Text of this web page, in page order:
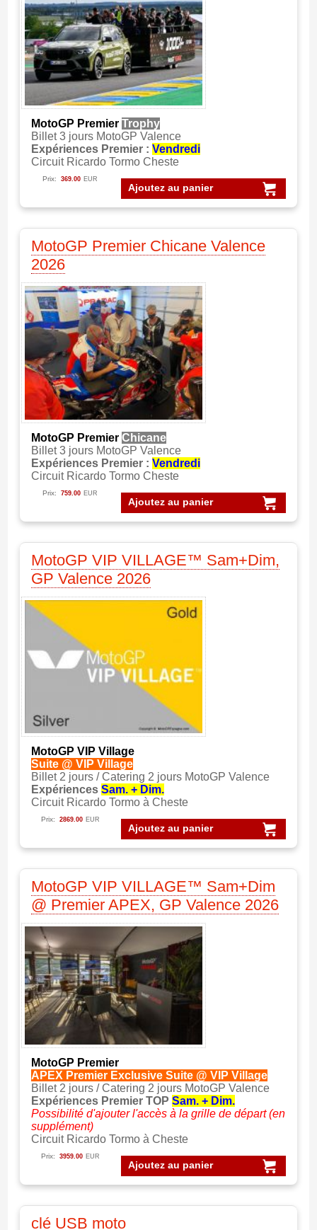
MotoGP Premier Trophy
Billet 3 jours MotoGP Valence
Expériences Premier : Vendredi
Circuit Ricardo Tormo Cheste
Ajoutez au panier
Prix: 369.00 EUR
MotoGP Premier Chicane Valence
2026
MotoGP Premier Chicane
Billet 3 jours MotoGP Valence
Expériences Premier : Vendredi
Circuit Ricardo Tormo Cheste
Ajoutez au panier
Prix: 759.00 EUR
MotoGP VIP VILLAGE™ Sam+Dim,
GP Valence 2026
MotoGP VIP Village
Suite @ VIP Village
Billet 2 jours / Catering 2 jours MotoGP Valence
Expériences Sam. + Dim.
Circuit Ricardo Tormo à Cheste
Ajoutez au panier
Prix: 2869.00 EUR
MotoGP VIP VILLAGE™ Sam+Dim
@ Premier APEX, GP Valence 2026
MotoGP Premier
APEX Premier Exclusive Suite @ VIP Village
Billet 2 jours / Catering 2 jours MotoGP Valence
Expériences Premier TOP Sam. + Dim.
Possibilité d'ajouter l'accès à la grille de départ (en
supplément)
Circuit Ricardo Tormo à Cheste
Ajoutez au panier
Prix: 3959.00 EUR
clé USB moto